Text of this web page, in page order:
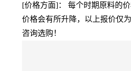
[价格方面]： 每个时期原料的
价格会有所升降，以上报价仅
咨询选购！